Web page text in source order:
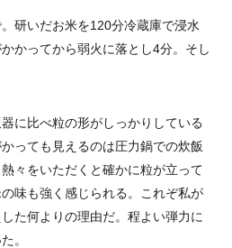
研いだお米を120分冷蔵庫で浸水
かってから弱火に落とし4分。そし
に比べ粒の形がしっかりしている
っても見えるのは圧力鍋での炊飯
々をいただくと確かに粒が立って
味も強く感じられる。これぞ私が
た何よりの理由だ。程よい弾力に
。